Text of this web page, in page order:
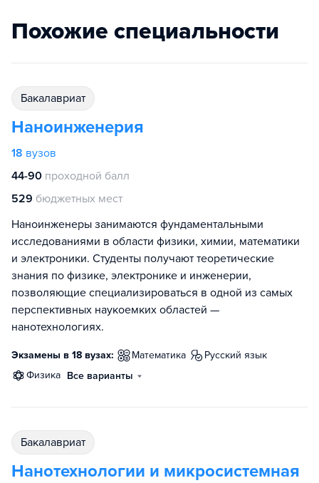
Похожие специальности
бакалавриат
Наноинженерия
18 вузов
44-90 проходной балл
529 бюджетных мест
Наноинженеры занимаются фундаментальными
исследованиями в области физики, химии, математики
и электроники. Студенты получают теоретические
знания по физике, электронике и инженерии,
позволяющие специализироваться в одной из самых
перспективных наукоемких областей —
нанотехнологиях.
Экзамены в 18 вузах: математика
русский язык
физика Все варианты
бакалавриат
Нанотехнологии и микросистемная